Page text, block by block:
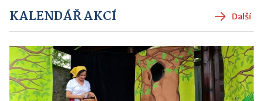
KALENDÁŘ AKCÍ Další